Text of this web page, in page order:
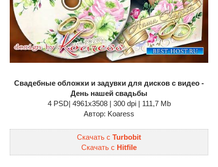
Свадебные обложки и задувки для дисков с видео -
День нашей свадьбы
4 PSD| 4961x3508 | 300 dpi | 111,7 Mb
Автор: Koaress
Скачать с Turbobit
Скачать с Hitfile